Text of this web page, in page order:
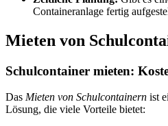
Containeranlage fertig
Mieten von
Schulcontainer mieten:
Das Mieten von Schulcontainern ist
Lösung, die viele Vorteile bietet: